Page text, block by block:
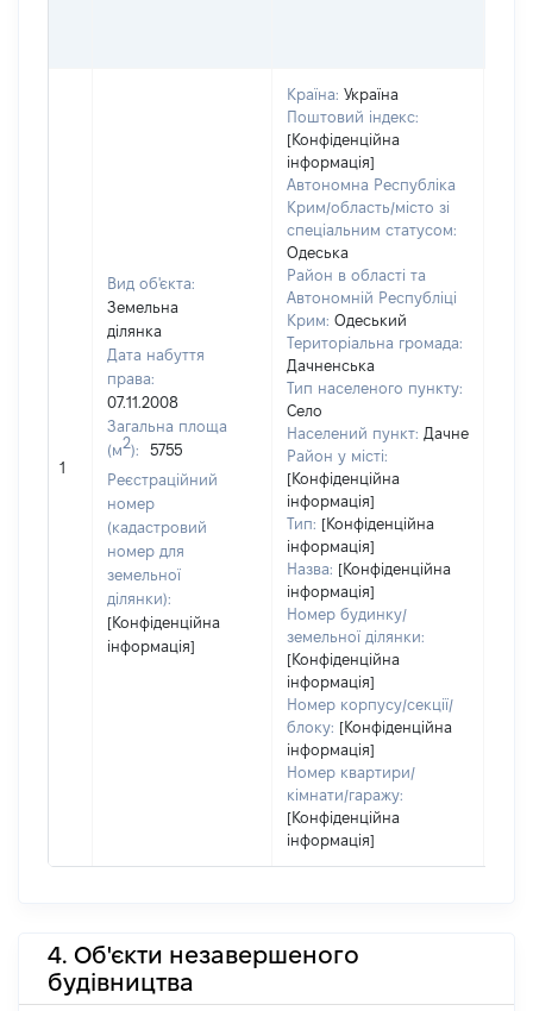
1
Вид об'єкта:
Земельна
ділянка
Дата набуття
права:
07.11.2008
Загальна площа
(м2):
5755
Реєстраційний
номер
(кадастровий
номер для
земельної
ділянки):
[Конфіденційна
інформація]
Країна: Україна
Поштовий індекс:
[Конфіденційна
інформація]
Автономна Республіка
Крим/область/місто зі
спеціальним статусом:
Одеська
Район в області та
Автономній Республіці
Крим: Одеський
Територіальна громада:
Дачненська
Тип населеного пункту:
Село
Населений пункт: Дачне
Район у місті:
[Конфіденційна
інформація]
Тип: [Конфіденційна
інформація]
Назва: [Конфіденційна
інформація]
Номер будинку/
земельної ділянки:
[Конфіденційна
інформація]
Номер корпусу/секції/
блоку: [Конфіденційна
інформація]
Номер квартири/
кімнати/гаражу:
[Конфіденційна
інформація]
4. Об'єкти незавершеного
будівництва